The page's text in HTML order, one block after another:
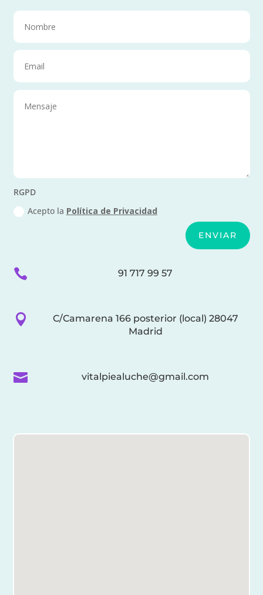
RGPD
Acepto la Política de Privacidad
ENVIAR
 91 717 99 57

C/Camarena 166 posterior (local) 28047
Madrid
 vitalpiealuche@gmail.com